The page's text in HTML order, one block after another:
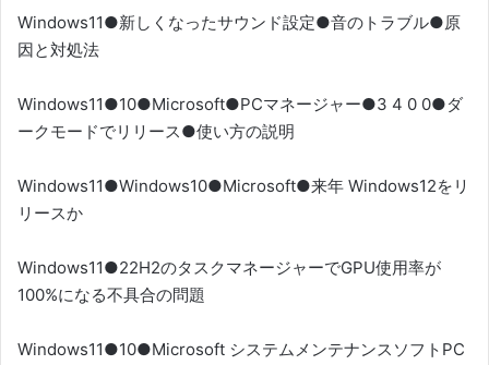
Windows11●新しくなったサウンド設定●音のトラブル●原
因と対処法
Windows11●10●Microsoft●PCマネージャー●3 4 0 0●ダ
ークモードでリリース●使い方の説明
Windows11●Windows10●Microsoft●来年 Windows12をリ
リースか
Windows11●22H2のタスクマネージャーでGPU使用率が
100%になる不具合の問題
Windows11●10●Microsoft システムメンテナンスソフトPC